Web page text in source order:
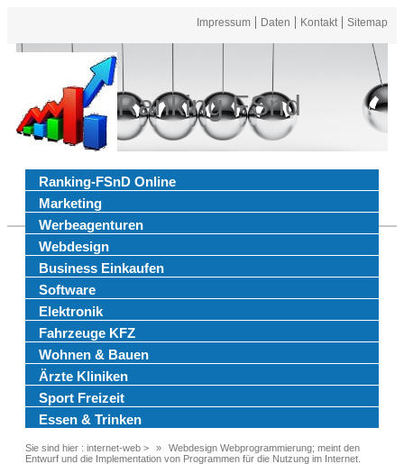
Impressum Daten Kontakt Sitemap
Ranking FSnd
Ranking-FSnD Online
Marketing
Werbeagenturen
Webdesign
Business Einkaufen
Software
Elektronik
Fahrzeuge KFZ
Wohnen & Bauen
Ärzte Kliniken
Sport Freizeit
Essen & Trinken
Sie sind hier : internet-web >
Webdesign Webprogrammierung; meint den
Entwurf und die Implementation von Programmen für die Nutzung im Internet.